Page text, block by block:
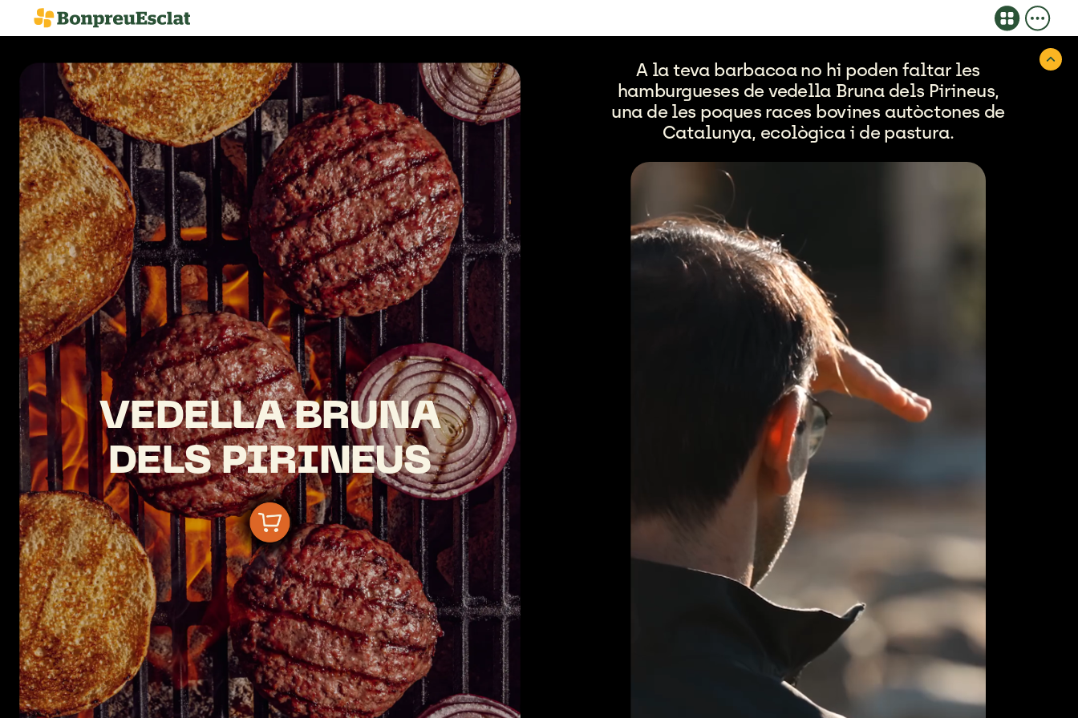
VEDELLA BRUNA
DELS PIRINEUS
A la teva barbacoa no hi poden faltar les
hamburgueses de vedella Bruna dels Pirineus,
una de les poques races bovines autòctones de
Catalunya, ecològica i de pastura.